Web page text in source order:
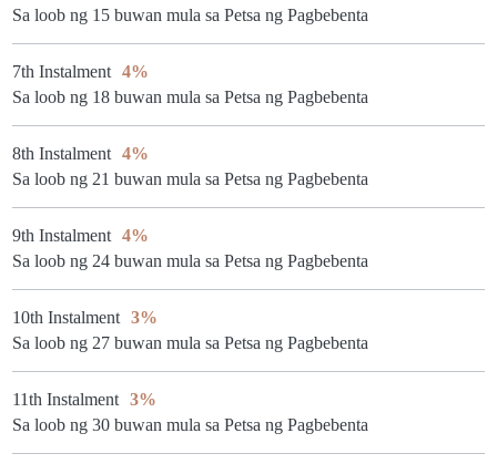
Sa loob ng 15 buwan mula sa Petsa ng Pagbebenta
7th Instalment
4%
Sa loob ng 18 buwan mula sa Petsa ng Pagbebenta
8th Instalment
4%
Sa loob ng 21 buwan mula sa Petsa ng Pagbebenta
9th Instalment
4%
Sa loob ng 24 buwan mula sa Petsa ng Pagbebenta
10th Instalment
3%
Sa loob ng 27 buwan mula sa Petsa ng Pagbebenta
11th Instalment
3%
Sa loob ng 30 buwan mula sa Petsa ng Pagbebenta